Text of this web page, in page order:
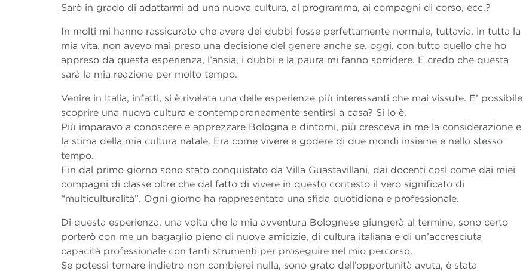
Sarò in grado di adattarmi ad una nuova cultura, al programma, ai compagni di corso, ecc.?
In molti mi hanno rassicurato che avere dei dubbi fosse perfettamente normale, tuttavia, in tutta la
mia vita, non avevo mai preso una decisione del genere anche se, oggi, con tutto quello che ho
appreso da questa esperienza, l’ansia, i dubbi e la paura mi fanno sorridere. E credo che questa
sarà la mia reazione per molto tempo.
Venire in Italia, infatti, si è rivelata una delle esperienze più interessanti che mai vissute. E’ possibile
scoprire una nuova cultura e contemporaneamente sentirsi a casa? Si lo è.
Più imparavo a conoscere e apprezzare Bologna e dintorni, più cresceva in me la considerazione e
la stima della mia cultura natale. Era come vivere e godere di due mondi insieme e nello stesso
tempo.
Fin dal primo giorno sono stato conquistato da Villa Guastavillani, dai docenti così come dai miei
compagni di classe oltre che dal fatto di vivere in questo contesto il vero significato di
“multiculturalità”. Ogni giorno ha rappresentato una sfida quotidiana e professionale.
Di questa esperienza, una volta che la mia avventura Bolognese giungerà al termine, sono certo
porterò con me un bagaglio pieno di nuove amicizie, di cultura italiana e di un’accresciuta
capacità professionale con tanti strumenti per proseguire nel mio percorso.
Se potessi tornare indietro non cambierei nulla, sono grato dell’opportunità avuta, è stata